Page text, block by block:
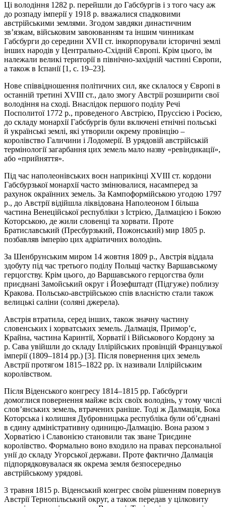
Ці володіння 1282 р. перейшли до Габсбургів і з того часу аж
до розпаду імперії у 1918 р. вважалися спадковими
австрійськими землями. Згодом завдяки династичним
зв’язкам, військовим завоюванням та іншим чинникам
Габсбурги до середини ХVІІ ст. інкорпорували історичні землі
інших народів у Центрально-Східній Європі. Крім цього, їм
належали великі території в північно-західній частині Європи,
а також в Іспанії [1, с. 19–23].
Нове співвідношення політичних сил, яке склалося у Європі в
останній третині ХVІІІ ст., дало змогу Австрії розширити свої
володіння на сході. Внаслідок першого поділу Речі
Посполитої 1772 р., проведеного Австрією, Пруссією і Росією,
до складу монархії Габсбургів були включені етнічні польські
й українські землі, які утворили окрему провінцію –
королівство Галичини і Лодомерії. В урядовій австрійській
термінології загарбання цих земель мало назву «ревіндикації»,
або «прийняття».
Під час наполеонівських воєн наприкінці ХVІІІ ст. кордони
Габсбурзької монархії часто змінювалися, насамперед за
рахунок окраїнних земель. За Кампоформійською угодою 1797
р., до Австрії відійшла ліквідована Наполеоном І більша
частина Венеційської республіки з Істрією, Далмацією і Бокою
Которською, де жили словенці та хорвати. Проте
Братиславський (Пресбурзький, Пожонський) мир 1805 р.
позбавляв імперію цих адріатичних володінь.
За Шенбрунським миром 14 жовтня 1809 р., Австрія віддала
здобуту під час третього поділу Польщі частку Варшавському
герцогству. Крім цього, до Варшавського герцогства були
приєднані Замойський округ і Йозефштадт (Підгуже) поблизу
Кракова. Польсько-австрійською спів власністю стали також
велицькі саліни (соляні джерела).
Австрія втратила, серед інших, також значну частину
словенських і хорватських земель. Далмація, Примор’є,
Крайна, частина Каринтії, Хорватії і Військового Кордону за
р. Сава увійшли до складу Іллірійських провінцій Французької
імперії (1809–1814 рр.) [3]. Після повернення цих земель
Австрії протягом 1815–1822 рр. їх називали Іллірійським
королівством.
Після Віденського конгресу 1814–1815 рр. Габсбурги
домоглися повернення майже всіх своїх володінь, у тому числі
слов’янських земель, втрачених раніше. Тоді ж Далмація, Бока
Которська і колишня Дубровницька республіка були об’єднані
в єдину адміністративну одиницю-Далмацію. Вона разом з
Хорватією і Славонією становили так зване Триєдине
королівство. Формально воно входило на правах персональної
унії до складу Угорської держави. Проте фактично Далмація
підпорядковувалася як окрема земля безпосередньо
австрійському урядові.
3 травня 1815 р. Віденський конгрес своїм рішенням повернув
Австрії Тернопільський округ, а також передав у цілковиту